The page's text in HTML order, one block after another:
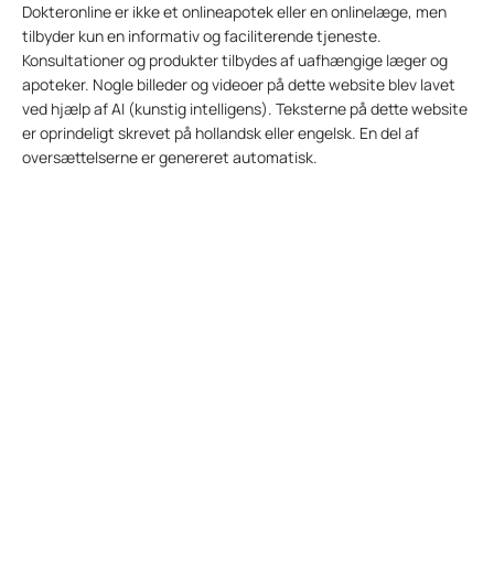
Dokteronline er ikke et onlineapotek eller en onlinelæge, men
tilbyder kun en informativ og faciliterende tjeneste.
Konsultationer og produkter tilbydes af uafhængige læger og
apoteker. Nogle billeder og videoer på dette website blev lavet
ved hjælp af AI (kunstig intelligens). Teksterne på dette website
er oprindeligt skrevet på hollandsk eller engelsk. En del af
oversættelserne er genereret automatisk.